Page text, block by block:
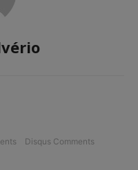
Disqus Comments